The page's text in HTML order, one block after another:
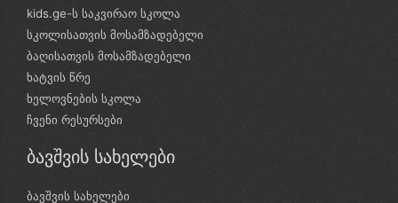
kids.ge-ს საკვირაო სკოლა
სკოლისათვის მოსამზადებელი
ბაღისათვის მოსამზადებელი
ხატვის წრე
ხელოვნების სკოლა
ჩვენი რესურსები
ბავშვის სახელები
ბავშვის სახელები